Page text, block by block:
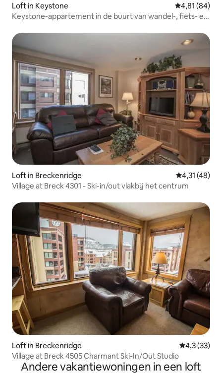
Loft in Keystone Gemiddelde
4,81 (84)
Keystone-appartement in de buurt van wandel-, fiets- en
Loft in Breckenridge Gemiddelde
4,31 (48)
Village at Breck 4301 - Ski-in/out vlakbij het centrum
Loft in Breckenridge
4,3 (33)
Village at Breck 4505 Charmant Ski-In/Out Studio
Andere vakantiewoningen in een loft